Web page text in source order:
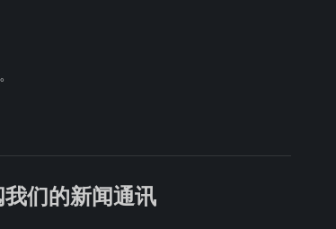
们的新闻通讯